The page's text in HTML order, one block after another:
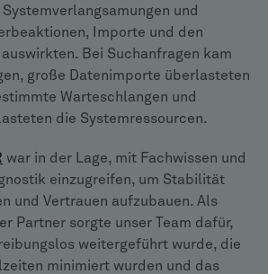
und
Importe und den
Bei Suchanfragen kam
große Datenimporte überlasteten
Warteschlangen und
die Systemressourcen.
war in der Lage, mit Fachwissen und
einzugreifen, um Stabilität
und Vertrauen aufzubauen. Als
Partner sorgte unser Team dafür,
weitergeführt wurde, die
minimiert wurden und das